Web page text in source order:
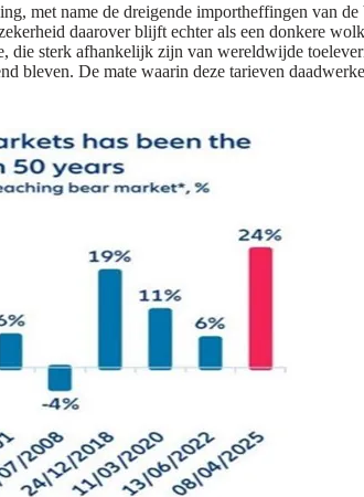
met name de dreigende importheffingen van
daarover blijft echter als een donkere
die sterk afhankelijk zijn van wereldwijde
bleven. De mate waarin deze tarieven